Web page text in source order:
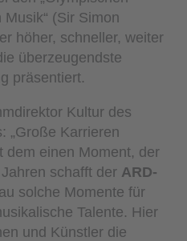
(Sir Simon
höher, schneller, weiter
überzeugendste
präsentiert.
Kultur des
„Große Karrieren
dem einen Moment, der
schafft der ARD-
solche Momente für
Talente. Hier
und Künstler die